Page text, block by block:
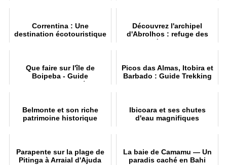
Correntina : Une
destination écotouristique
Découvrez l'archipel
d'Abrolhos : refuge des
baleines à bosse et haut
Que faire sur l'île de
Boipeba - Guide
touristique - vidéos
Picos das Almas, Itobira et
Barbado : Guide Trekking
Belmonte et son riche
patrimoine historique
Ibicoara et ses chutes
d'eau magnifiques
Parapente sur la plage de
Pitinga à Arraial d'Ajuda
La baie de Camamu — Un
paradis caché en Bahi